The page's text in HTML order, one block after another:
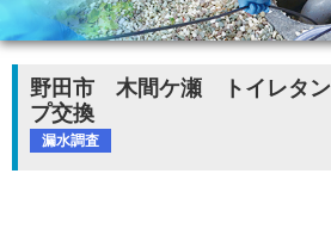
野田市 木間ケ瀬 トイレタ
プ交換
漏水調査